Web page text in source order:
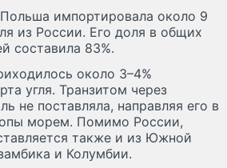
импортировала около 9
из России. Его доля в общих
составила 83%.
около 3–4%
угля. Транзитом через
не поставляла, направляя его в
морем. Помимо России,
также и из Южной
и Колумбии.